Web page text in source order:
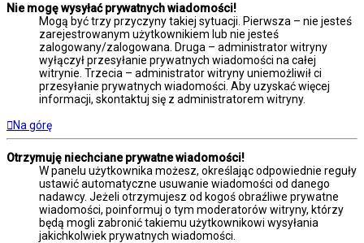
Nie mogę wysyłać prywatnych wiadomości!
Mogą być trzy przyczyny takiej sytuacji. Pierwsza – nie jesteś
zarejestrowanym użytkownikiem lub nie jesteś
zalogowany/zalogowana. Druga – administrator witryny
wyłączył przesyłanie prywatnych wiadomości na całej
witrynie. Trzecia – administrator witryny uniemożliwił ci
przesyłanie prywatnych wiadomości. Aby uzyskać więcej
informacji, skontaktuj się z administratorem witryny.
Na górę
Otrzymuję niechciane prywatne wiadomości!
W panelu użytkownika możesz, określając odpowiednie reguły
ustawić automatyczne usuwanie wiadomości od danego
nadawcy. Jeżeli otrzymujesz od kogoś obraźliwe prywatne
wiadomości, poinformuj o tym moderatorów witryny, którzy
będą mogli zabronić takiemu użytkownikowi wysyłania
jakichkolwiek prywatnych wiadomości.